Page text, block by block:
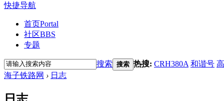
快捷导航
首页Portal
社区BBS
专题
搜索 搜索 热搜: CRH380A 和谐号
海子铁路网 › 日志